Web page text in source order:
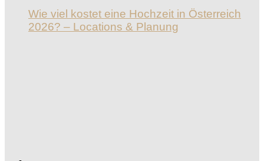
Wie viel kostet eine Hochzeit in Österreich
2026? – Locations & Planung